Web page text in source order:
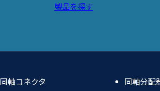
製品を探す
同軸コネクタ
同軸分配